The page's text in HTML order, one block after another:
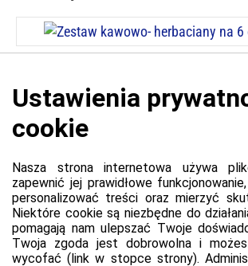
Zestaw kawowo- herbaciany na 6 osób 490ax
Informacje o platformie
Regulamin dla kupujących
Polityka prywatności platformy
Zgłoś błąd lub naruszenie